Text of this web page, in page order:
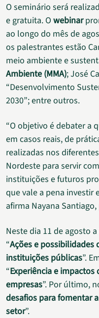
O seminário será
e gratuita. O webinar
ao longo do mês de
os palestrantes estão
meio ambiente e
Ambiente (MMA); José
“Desenvolvimento
2030”; entre outros.
“O objetivo é debater a
em casos reais, de
realizadas nos
Nordeste para servir
instituições e futuros
que vale a pena investir
afirma Nayana
Neste dia 11 de agosto
“Ações e possibilidades
instituições públicas”.
“Experiência e
empresas”. Por último,
desafios para fomentar
setor”.